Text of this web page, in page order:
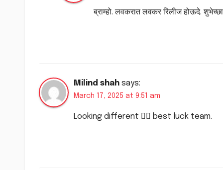
ब्राम्हो. लवकरात लवकर रिलीज होऊदे. शुभेच्छा
Milind shah says:
March 17, 2025 at 9:51 am
Looking different 👍🏻 best luck team.